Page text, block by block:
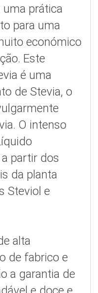
prática
para uma
económico
Este
é uma
de Stevia, o
O intenso
partir dos
da planta
Steviol e
alta
de fabrico e
a garantia de